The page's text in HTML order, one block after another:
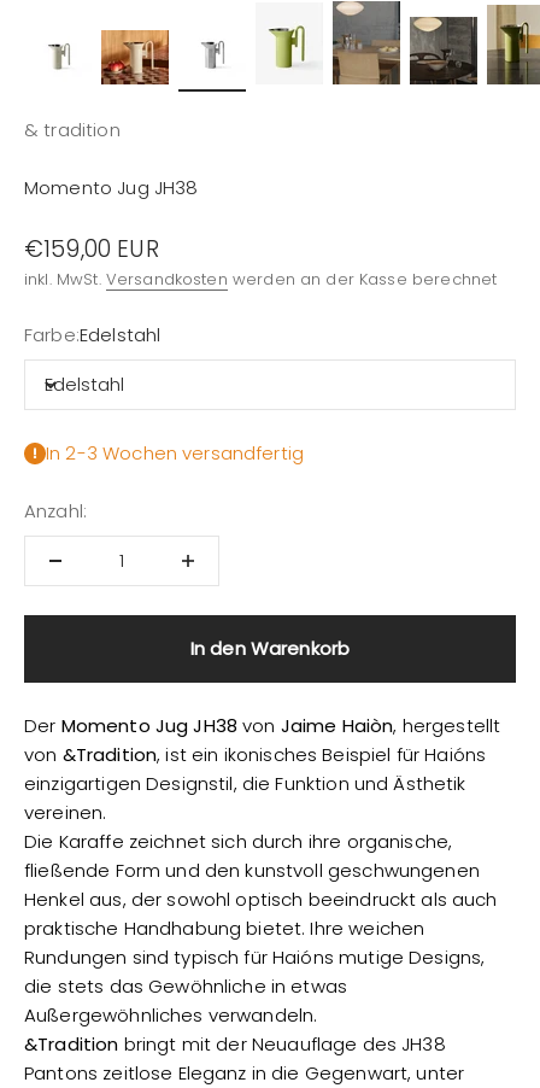
& tradition
Momento Jug JH38
Angebot
€159,00 EUR
inkl. MwSt. Versandkosten werden an der Kasse berechnet
Farbe:Edelstahl
Edelstahl
In 2-3 Wochen versandfertig
Anzahl:
In den Warenkorb
Der Momento Jug JH38 von Jaime Haiòn, hergestellt
von &Tradition, ist ein ikonisches Beispiel für Haións
einzigartigen Designstil, die Funktion und Ästhetik
vereinen.
Die Karaffe zeichnet sich durch ihre organische,
fließende Form und den kunstvoll geschwungenen
Henkel aus, der sowohl optisch beeindruckt als auch
praktische Handhabung bietet. Ihre weichen
Rundungen sind typisch für Haións mutige Designs,
die stets das Gewöhnliche in etwas
Außergewöhnliches verwandeln.
&Tradition bringt mit der Neuauflage des JH38
Pantons zeitlose Eleganz in die Gegenwart, unter